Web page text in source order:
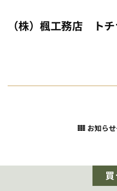
（株）楓工務店 トチ
お知ら
買